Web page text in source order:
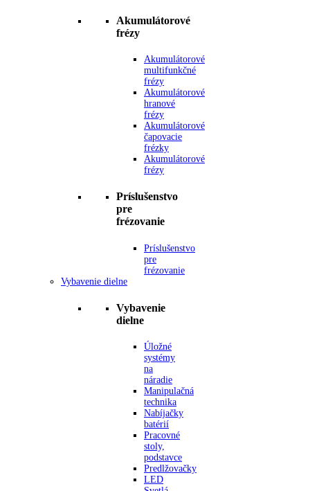
Akumulátorové
frézy
Akumulátorové
multifunkčné
frézy
Akumulátorové
hranové
frézy
Akumulátorové
čapovacie
frézky
Akumulátorové
frézy
Príslušenstvo
pre
frézovanie
Príslušenstvo
pre
frézovanie
Vybavenie dielne
Vybavenie
dielne
Úložné
systémy
na
náradie
Manipulačná
technika
Nabíjačky
batérií
Pracovné
stoly,
podstavce
Predlžovačky
LED